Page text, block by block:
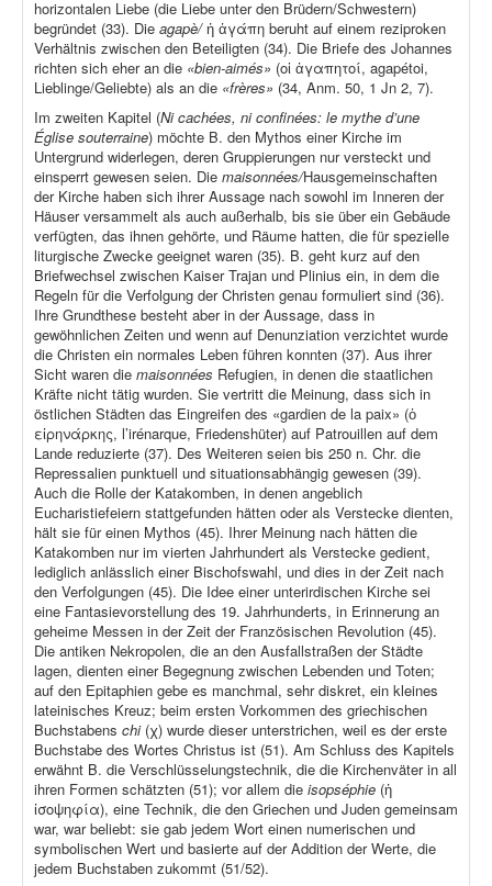
horizontalen Liebe (die Liebe unter den Brüdern/Schwestern)
begründet (33). Die agapè/ἡ ἀγάπη beruht auf einem reziproken
Verhältnis zwischen den Beteiligten (34). Die Briefe des Johannes
richten sich eher an die «bien-aimés» (οἱ ἀγαπητοί, agapétoi,
Lieblinge/Geliebte) als an die «frères» (34, Anm. 50, 1 Jn 2, 7).
Im zweiten Kapitel (Ni cachées, ni confinées: le mythe d’une
Église souterraine) möchte B. den Mythos einer Kirche im
Untergrund widerlegen, deren Gruppierungen nur versteckt und
einsperrt gewesen seien. Die maisonnées/Hausgemeinschaften
der Kirche haben sich ihrer Aussage nach sowohl im Inneren der
Häuser versammelt als auch außerhalb, bis sie über ein Gebäude
verfügten, das ihnen gehörte, und Räume hatten, die für spezielle
liturgische Zwecke geeignet waren (35). B. geht kurz auf den
Briefwechsel zwischen Kaiser Trajan und Plinius ein, in dem die
Regeln für die Verfolgung der Christen genau formuliert sind (36).
Ihre Grundthese besteht aber in der Aussage, dass in
gewöhnlichen Zeiten und wenn auf Denunziation verzichtet wurde
die Christen ein normales Leben führen konnten (37). Aus ihrer
Sicht waren die maisonnées Refugien, in denen die staatlichen
Kräfte nicht tätig wurden. Sie vertritt die Meinung, dass sich in
östlichen Städten das Eingreifen des «gardien de la paix» (ὁ
εἰρηνάρκης, l’irénarque, Friedenshüter) auf Patrouillen auf dem
Lande reduzierte (37). Des Weiteren seien bis 250 n. Chr. die
Repressalien punktuell und situationsabhängig gewesen (39).
Auch die Rolle der Katakomben, in denen angeblich
Eucharistiefeiern stattgefunden hätten oder als Verstecke dienten,
hält sie für einen Mythos (45). Ihrer Meinung nach hätten die
Katakomben nur im vierten Jahrhundert als Verstecke gedient,
lediglich anlässlich einer Bischofswahl, und dies in der Zeit nach
den Verfolgungen (45). Die Idee einer unterirdischen Kirche sei
eine Fantasievorstellung des 19. Jahrhunderts, in Erinnerung an
geheime Messen in der Zeit der Französischen Revolution (45).
Die antiken Nekropolen, die an den Ausfallstraßen der Städte
lagen, dienten einer Begegnung zwischen Lebenden und Toten;
auf den Epitaphien gebe es manchmal, sehr diskret, ein kleines
lateinisches Kreuz; beim ersten Vorkommen des griechischen
Buchstabens chi (χ) wurde dieser unterstrichen, weil es der erste
Buchstabe des Wortes Christus ist (51). Am Schluss des Kapitels
erwähnt B. die Verschlüsselungstechnik, die die Kirchenväter in all
ihren Formen schätzten (51); vor allem die isopséphie (ἡ
ἰσοψηφία), eine Technik, die den Griechen und Juden gemeinsam
war, war beliebt: sie gab jedem Wort einen numerischen und
symbolischen Wert und basierte auf der Addition der Werte, die
jedem Buchstaben zukommt (51/52).